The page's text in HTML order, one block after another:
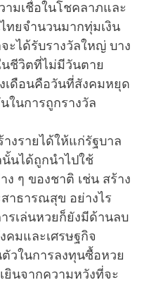
ามเชื่อในโชคลาภและ
ทยจำนวนมากทุ่มเงิน
ะได้รับรางวัลใหญ่ บาง
นชีวิตที่ไม่มีวันตาย
เดือนคือวันที่สังคมหยุด
ในการถูกรางวัล
งรายได้ให้แก่รัฐบาล
นได้ถูกนำไปใช้
ๆ ของชาติ เช่น สร้าง
าธารณสุข อย่างไร
รเล่นหวยก็ยังมีด้านลบ
มและเศรษฐกิจ
ตัวในการลงทุนซื้อหวย
ยินจากความหวังที่จะ